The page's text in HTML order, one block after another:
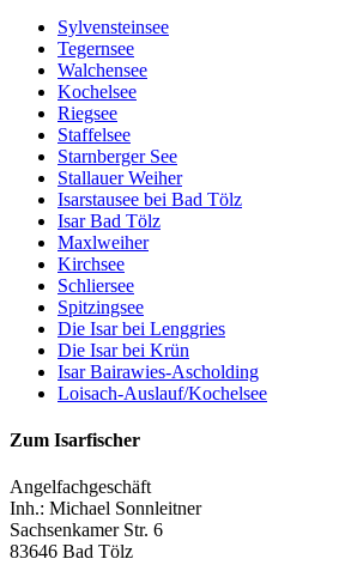
Sylvensteinsee
Tegernsee
Walchensee
Kochelsee
Riegsee
Staffelsee
Starnberger See
Stallauer Weiher
Isarstausee bei Bad Tölz
Isar Bad Tölz
Maxlweiher
Kirchsee
Schliersee
Spitzingsee
Die Isar bei Lenggries
Die Isar bei Krün
Isar Bairawies-Ascholding
Loisach-Auslauf/Kochelsee
Zum Isarfischer
Angelfachgeschäft
Inh.: Michael Sonnleitner
Sachsenkamer Str. 6
83646 Bad Tölz